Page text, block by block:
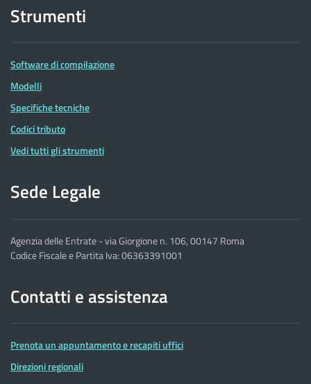
Strumenti
Software di compilazione
Modelli
Specifiche tecniche
Codici tributo
Vedi tutti gli strumenti
Sede Legale
Agenzia delle Entrate - via Giorgione n. 106, 00147 Roma
Codice Fiscale e Partita Iva: 06363391001
Contatti e assistenza
Prenota un appuntamento e recapiti uffici
Direzioni regionali